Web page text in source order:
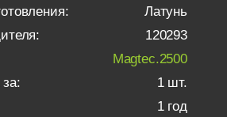
Латунь
120293
Magtec.2500
1 шт.
1 год